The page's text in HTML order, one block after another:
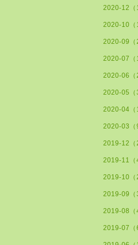
2020-12（
2020-10（
2020-09（
2020-07（
2020-06（
2020-05（
2020-04（
2020-03（
2019-12（
2019-11（
2019-10（
2019-09（
2019-08（
2019-07（